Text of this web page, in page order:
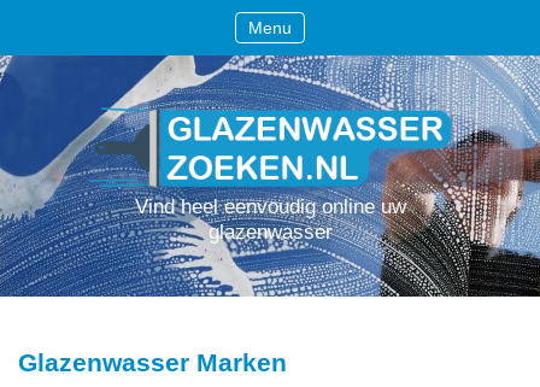
Menu
Vind heel eenvoudig online uw
glazenwasser
Glazenwasser Marken